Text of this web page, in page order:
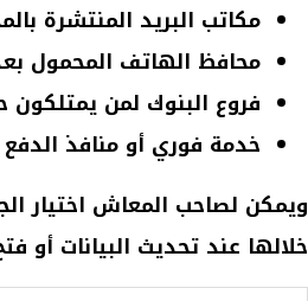
مكاتب البريد المنتشرة
محافظ الهاتف المحمول
فروع البنوك لمن يمتلكون
خدمة فوري أو منافذ الدفع
ويمكن لصاحب المعاش اختيار
خلالها عند تحديث البيانات أو